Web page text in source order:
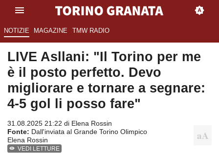
NOTIZIE MAGAZINE TMW RADIO
LIVE Asllani: "Il Torino per me
è il posto perfetto. Devo
migliorare e tornare a segnare:
4-5 gol li posso fare"
31.08.2025 21:22 di Elena Rossin
Fonte: Dall'inviata al Grande Torino Olimpico
Elena Rossin
VEDI LETTURE